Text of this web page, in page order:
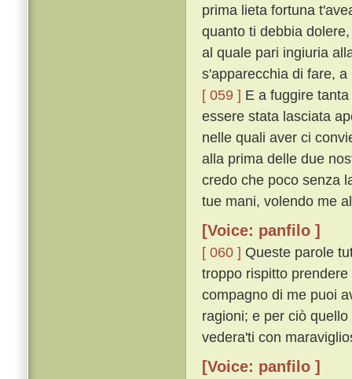
prima lieta fortuna
quanto ti debbia
al quale pari ingiuria
s'apparecchia di fare,
[ 059 ] E a fuggire
essere stata lasciata
nelle quali aver ci
alla prima delle due
credo che poco senza
tue mani, volendo me
[Voice: panfilo ]
[ 060 ] Queste parole
troppo rispitto
compagno di me puoi
ragioni; e per ciò
vedera'ti con
[Voice: panfilo ]